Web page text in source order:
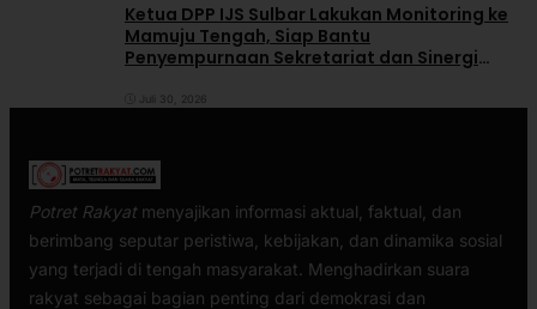
Ketua DPP IJS Sulbar Lakukan Monitoring ke
Mamuju Tengah, Siap Bantu
Penyempurnaan Sekretariat dan Sinergi
Juli 30, 2026
Potret Rakyatmenyajikan informasi aktual, faktual, dan
berimbang seputar peristiwa, kebijakan, dan dinamika sosial
yang terjadi di tengah masyarakat. Menghadirkan suara
rakyat sebagai bagian penting dari demokrasi dan